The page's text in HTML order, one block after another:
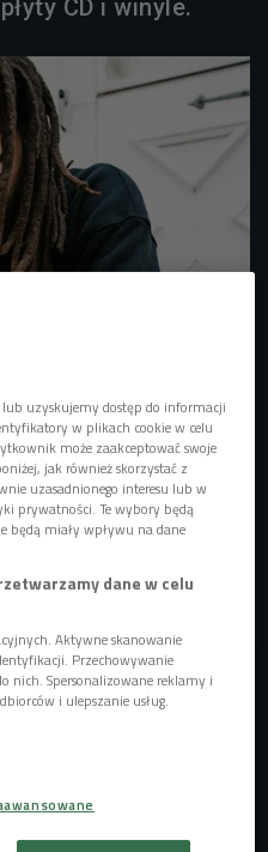
CD i winyle.
wciąż jest miejsce na
rutynę. Raper z
w USA, sprzedając
bezpośrednio z
Bez stoisk, bez ochrony,
- tylko on, płyty i ludzie,
miejscu o
uzyskujemy dostęp do informacji
w plikach cookie w celu
może zaakceptować swoje
jak również skorzystać z
uzasadnionego interesu lub w
prywatności. Te wybory będą
będą miały wpływu na dane
dane w celu
Aktywne skanowanie
Przechowywanie
nich. Spersonalizowane reklamy i
i ulepszanie usług.